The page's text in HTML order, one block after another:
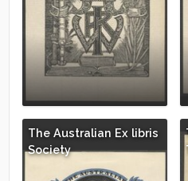
The Australian Ex libris
Society